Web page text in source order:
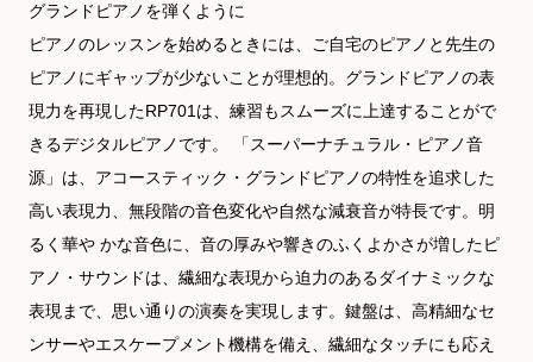
グランドピアノを弾くように
ピアノのレッスンを始めるときには、ご自宅のピアノと先生の
ピアノにギャップが少ないことが理想的。グランドピアノの表
現力を再現したRP701は、練習もスムーズに上達することがで
きるデジタルピアノです。 「スーパーナチュラル・ピアノ音
源」は、アコースティック・グランドピアノの特性を追求した
高い表現力、無段階の音色変化や自然な減衰音が特長です。明
るく華や かな音色に、音の厚みや響きのふくよかさが増したピ
アノ・サウンドは、繊細な表現から迫力のあるダイナミックな
表現まで、思い通りの演奏を実現します。鍵盤は、高精細なセ
ンサーやエスケープメント機構を備え、繊細なタッチにも応え